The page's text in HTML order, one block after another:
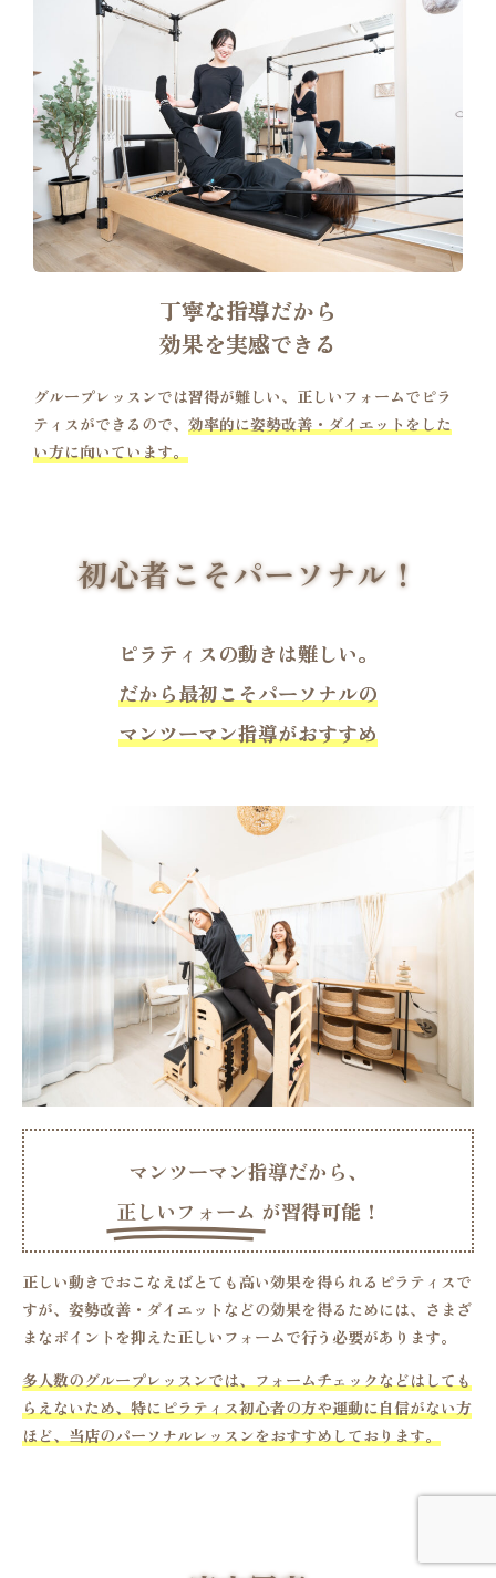
丁寧な指導だから
効果を実感できる
グループレッスンでは習得が難しい、正しいフォームでピラ
ティスができるので、 効率的に姿勢改善・ダイエットをした
い方に向いています。
初心者こそパーソナル！
ピラティスの動きは難しい。
だから最初こそパーソナルの
マンツーマン指導がおすすめ
マンツーマン指導だから、
正しいフォーム が習得可能！
正しい動きでおこなえばとても高い効果を得られるピラティスで
すが、姿勢改善・ダイエットなどの効果を得るためには、さまざ
まなポイントを抑えた正しいフォームで行う必要があります。
多人数のグループレッスンでは、フォームチェックなどはしても
らえないため、特にピラティス初心者の方や運動に自信がない方
ほど、当店のパーソナルレッスンをおすすめしております。